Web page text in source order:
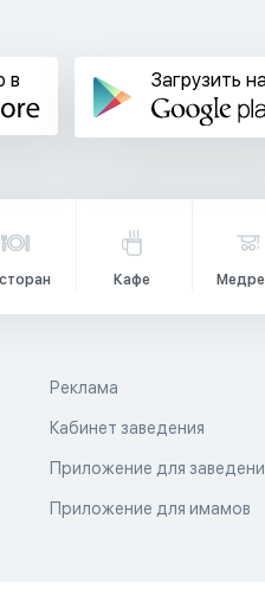
в Загрузить
Кафе
Реклама
Кабинет заведения
Приложение для
Приложение для имамов